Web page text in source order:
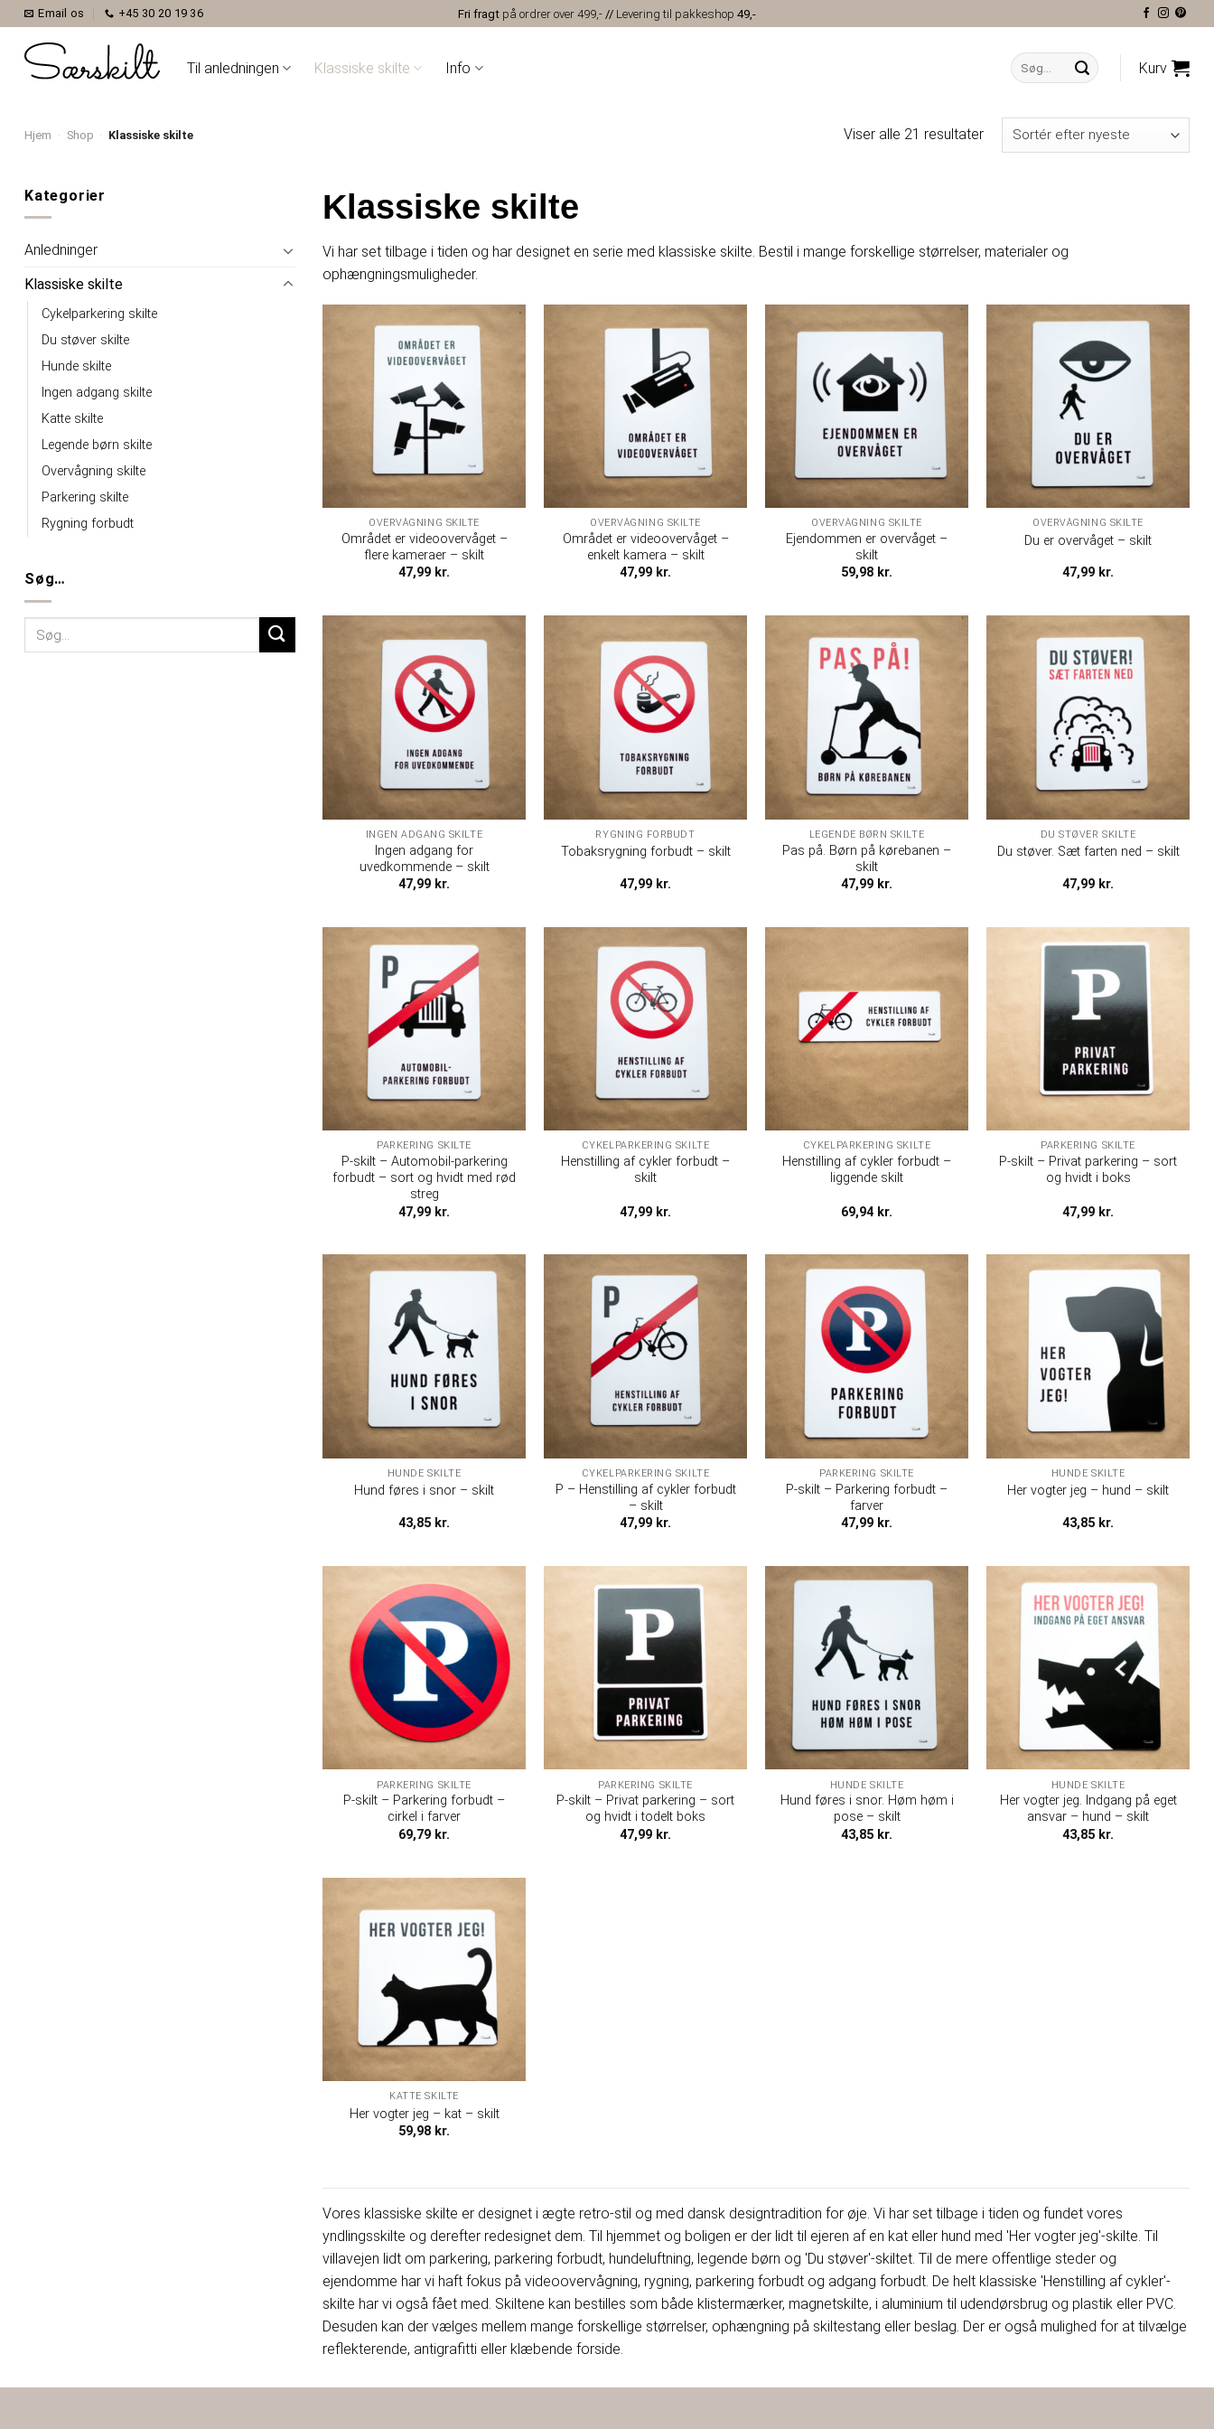
Skip
content
Email os +45 30 20 19 36 Fri fragt på ordrer over 499,- // Levering til pakkeshop 49,-
Til anledningen Klassiske skilte Info
Søg
efter:
Kurv
Hjem · Shop · Klassiske skilte Viser alle 21 resultater
Kategorier
Anledninger
Klassiske skilte
Cykelparkering skilte
Du støver skilte
Hunde skilte
Ingen adgang skilte
Katte skilte
Legende børn skilte
Overvågning skilte
Parkering skilte
Rygning forbudt
Søg…
Søg
efter:
Klassiske skilte
Vi har set tilbage i tiden og har designet en serie med klassiske skilte. Bestil i mange forskellige størrelser, materialer og
ophængningsmuligheder.
OVERVÅGNING SKILTE
Området er videoovervåget –
flere kameraer – skilt
47,99 kr.
OVERVÅGNING SKILTE
Området er videoovervåget –
enkelt kamera – skilt
47,99 kr.
OVERVÅGNING SKILTE
Ejendommen er overvåget –
skilt
59,98 kr.
OVERVÅGNING SKILTE
Du er overvåget – skilt
47,99 kr.
INGEN ADGANG SKILTE
Ingen adgang for
uvedkommende – skilt
47,99 kr.
RYGNING FORBUDT
Tobaksrygning forbudt – skilt
47,99 kr.
LEGENDE BØRN SKILTE
Pas på. Børn på kørebanen –
skilt
47,99 kr.
DU STØVER SKILTE
Du støver. Sæt farten ned – skilt
47,99 kr.
PARKERING SKILTE
P-skilt – Automobil-parkering
forbudt – sort og hvidt med rød
streg
47,99 kr.
CYKELPARKERING SKILTE
Henstilling af cykler forbudt –
skilt
47,99 kr.
CYKELPARKERING SKILTE
Henstilling af cykler forbudt –
liggende skilt
69,94 kr.
PARKERING SKILTE
P-skilt – Privat parkering – sort
og hvidt i boks
47,99 kr.
HUNDE SKILTE
Hund føres i snor – skilt
43,85 kr.
CYKELPARKERING SKILTE
P – Henstilling af cykler forbudt
– skilt
47,99 kr.
PARKERING SKILTE
P-skilt – Parkering forbudt –
farver
47,99 kr.
HUNDE SKILTE
Her vogter jeg – hund – skilt
43,85 kr.
PARKERING SKILTE
P-skilt – Parkering forbudt –
cirkel i farver
69,79 kr.
PARKERING SKILTE
P-skilt – Privat parkering – sort
og hvidt i todelt boks
47,99 kr.
HUNDE SKILTE
Hund føres i snor. Høm høm i
pose – skilt
43,85 kr.
HUNDE SKILTE
Her vogter jeg. Indgang på eget
ansvar – hund – skilt
43,85 kr.
KATTE SKILTE
Her vogter jeg – kat – skilt
59,98 kr.
Vores klassiske skilte er designet i ægte retro-stil og med dansk designtradition for øje. Vi har set tilbage i tiden og fundet vores
yndlingsskilte og derefter redesignet dem. Til hjemmet og boligen er der lidt til ejeren af en kat eller hund med 'Her vogter jeg'-skilte. Til
villavejen lidt om parkering, parkering forbudt, hundeluftning, legende børn og 'Du støver'-skiltet. Til de mere offentlige steder og
ejendomme har vi haft fokus på videoovervågning, rygning, parkering forbudt og adgang forbudt. De helt klassiske 'Henstilling af cykler'-
skilte har vi også fået med. Skiltene kan bestilles som både klistermærker, magnetskilte, i aluminium til udendørsbrug og plastik eller PVC.
Desuden kan der vælges mellem mange forskellige størrelser, ophængning på skiltestang eller beslag. Der er også mulighed for at tilvælge
reflekterende, antigrafitti eller klæbende forside.